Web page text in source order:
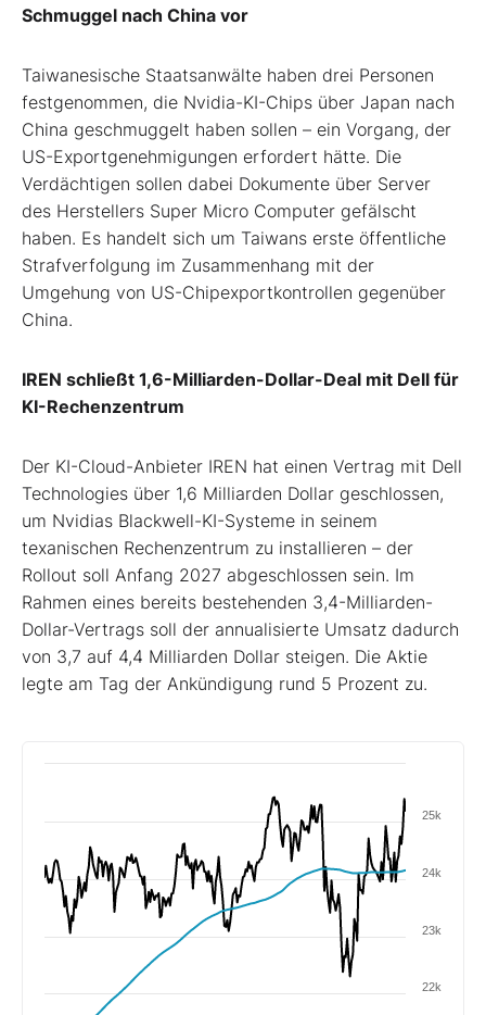
Schmuggel nach China vor
Taiwanesische Staatsanwälte haben drei Personen
festgenommen, die Nvidia-KI-Chips über Japan nach
China geschmuggelt haben sollen – ein Vorgang, der
US-Exportgenehmigungen erfordert hätte. Die
Verdächtigen sollen dabei Dokumente über Server
des Herstellers Super Micro Computer gefälscht
haben. Es handelt sich um Taiwans erste öffentliche
Strafverfolgung im Zusammenhang mit der
Umgehung von US-Chipexportkontrollen gegenüber
China.
IREN schließt 1,6-Milliarden-Dollar-Deal mit Dell für
KI-Rechenzentrum
Der KI-Cloud-Anbieter IREN hat einen Vertrag mit Dell
Technologies über 1,6 Milliarden Dollar geschlossen,
um Nvidias Blackwell-KI-Systeme in seinem
texanischen Rechenzentrum zu installieren – der
Rollout soll Anfang 2027 abgeschlossen sein. Im
Rahmen eines bereits bestehenden 3,4-Milliarden-
Dollar-Vertrags soll der annualisierte Umsatz dadurch
von 3,7 auf 4,4 Milliarden Dollar steigen. Die Aktie
legte am Tag der Ankündigung rund 5 Prozent zu.
22k
23k
24k
25k